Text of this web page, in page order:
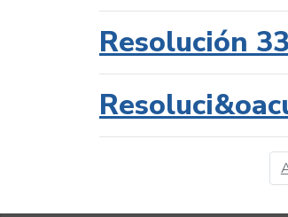
Resolución